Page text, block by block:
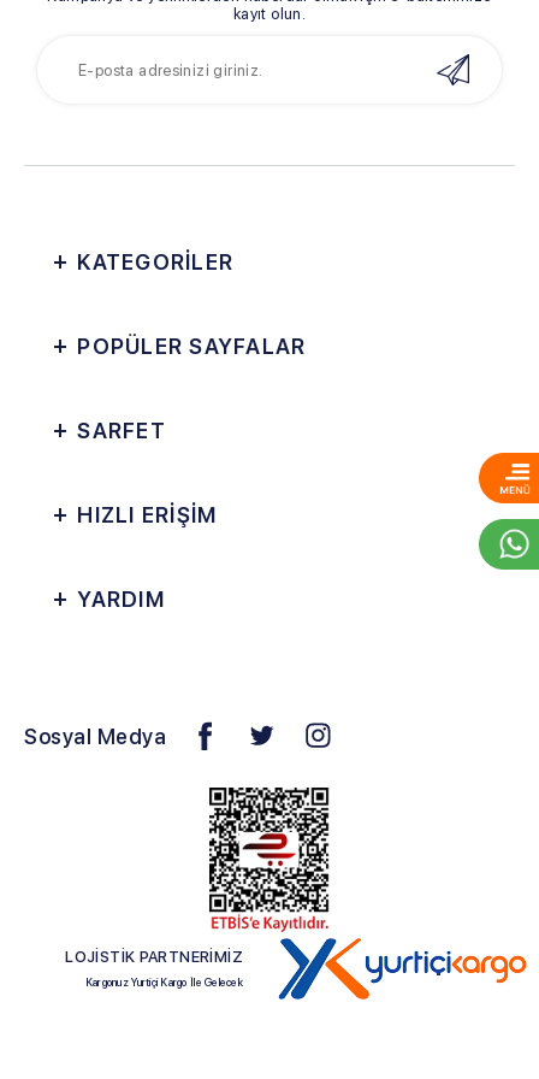
kayıt olun.
KATEGORİLER
POPÜLER SAYFALAR
SARFET
HIZLI ERİŞİM
YARDIM
Sosyal Medya
LOJİSTİK PARTNERİMİZ
Kargonuz Yurtiçi Kargo İle Gelecek